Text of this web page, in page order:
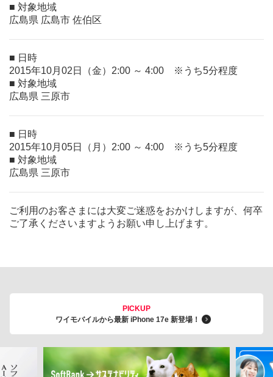
■ 対象地域
広島県 広島市 佐伯区
■ 日時
2015年10月02日（金）2:00 ～ 4:00 ※うち5分程度
■ 対象地域
広島県 三原市
■ 日時
2015年10月05日（月）2:00 ～ 4:00 ※うち5分程度
■ 対象地域
広島県 三原市
ご利用のお客さまには大変ご迷惑をおかけしますが、何卒
ご了承くださいますようお願い申し上げます。
PICKUP
ワイモバイルから最新 iPhone 17e 新登場！